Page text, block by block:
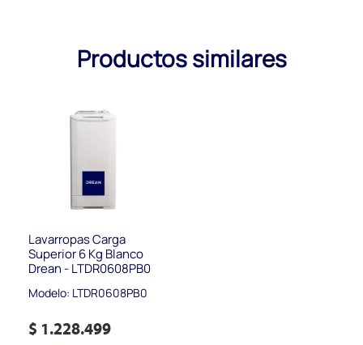
Productos similares
Lavarropas Carga
Superior 6 Kg Blanco
Drean - LTDR0608PB0
Modelo: LTDR0608PB0
$ 1.228.499